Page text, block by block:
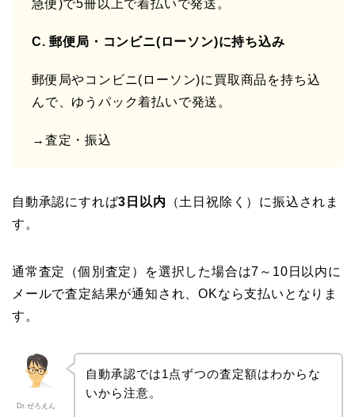
急便)で5冊以上で着払いで発送。
C. 郵便局・コンビニ(ローソン)に持ち込み
郵便局やコンビニ(ローソン)に買取商品を持ち込
んで、ゆうパック着払いで発送。
→査定・振込
自動承認にすれば3日以内 （土日祝除く）に振込されま
す。
通常査定（個別査定）を選択した場合は7～10日以内に
メールで査定結果が通知され、OKなら支払いとなりま
す。
Dr.ぜろえん
自動承認では1点ずつの査定額はわからな
いから注意。